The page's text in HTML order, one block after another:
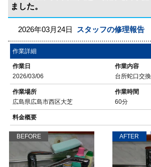
ました。
2026年03月24日 スタッフの修理報告
作業詳細
作業日
2026/03/06
作業内容
台所蛇口交換
作業場所
広島県広島市西区大芝
作業時間
60分
料金概要
BEFORE AFTER